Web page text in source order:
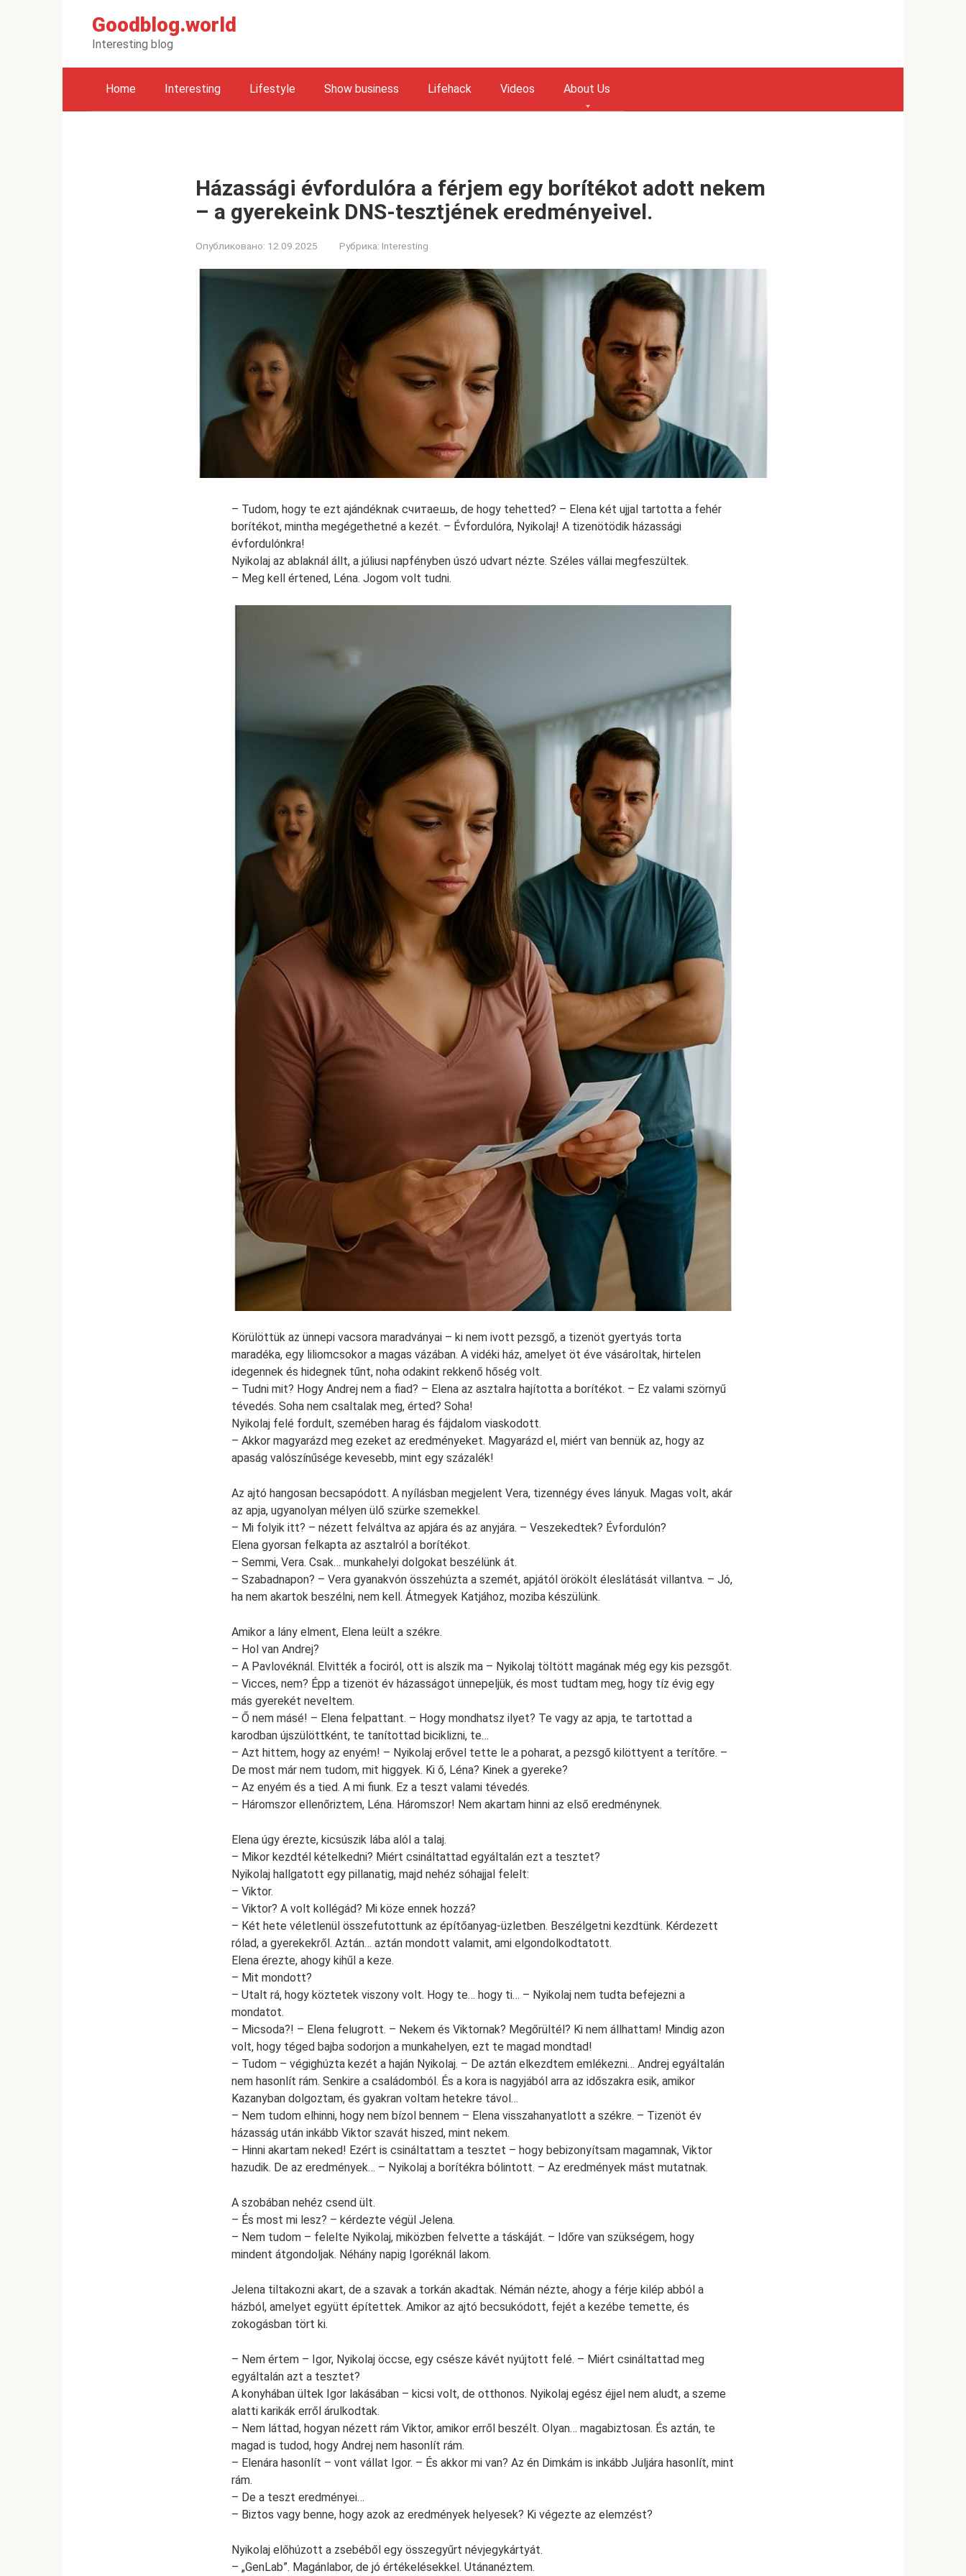
Goodblog.world
Interesting blog
Home Interesting Lifestyle Show business Lifehack Videos About Us
Házassági évfordulóra a férjem egy borítékot adott nekem
– a gyerekeink DNS-tesztjének eredményeivel.
Опубликовано: 12.09.2025 Рубрика: Interesting
– Tudom, hogy te ezt ajándéknak считаешь, de hogy tehetted? – Elena két ujjal tartotta a fehér
borítékot, mintha megégethetné a kezét. – Évfordulóra, Nyikolaj! A tizenötödik házassági
évfordulónkra!
Nyikolaj az ablaknál állt, a júliusi napfényben úszó udvart nézte. Széles vállai megfeszültek.
– Meg kell értened, Léna. Jogom volt tudni.
Körülöttük az ünnepi vacsora maradványai – ki nem ivott pezsgő, a tizenöt gyertyás torta
maradéka, egy liliomcsokor a magas vázában. A vidéki ház, amelyet öt éve vásároltak, hirtelen
idegennek és hidegnek tűnt, noha odakint rekkenő hőség volt.
– Tudni mit? Hogy Andrej nem a fiad? – Elena az asztalra hajította a borítékot. – Ez valami szörnyű
tévedés. Soha nem csaltalak meg, érted? Soha!
Nyikolaj felé fordult, szemében harag és fájdalom viaskodott.
– Akkor magyarázd meg ezeket az eredményeket. Magyarázd el, miért van bennük az, hogy az
apaság valószínűsége kevesebb, mint egy százalék!
Az ajtó hangosan becsapódott. A nyílásban megjelent Vera, tizennégy éves lányuk. Magas volt, akár
az apja, ugyanolyan mélyen ülő szürke szemekkel.
– Mi folyik itt? – nézett felváltva az apjára és az anyjára. – Veszekedtek? Évfordulón?
Elena gyorsan felkapta az asztalról a borítékot.
– Semmi, Vera. Csak… munkahelyi dolgokat beszélünk át.
– Szabadnapon? – Vera gyanakvón összehúzta a szemét, apjától örökölt éleslátását villantva. – Jó,
ha nem akartok beszélni, nem kell. Átmegyek Katjához, moziba készülünk.
Amikor a lány elment, Elena leült a székre.
– Hol van Andrej?
– A Pavlovéknál. Elvitték a fociról, ott is alszik ma – Nyikolaj töltött magának még egy kis pezsgőt.
– Vicces, nem? Épp a tizenöt év házasságot ünnepeljük, és most tudtam meg, hogy tíz évig egy
más gyerekét neveltem.
– Ő nem másé! – Elena felpattant. – Hogy mondhatsz ilyet? Te vagy az apja, te tartottad a
karodban újszülöttként, te tanítottad biciklizni, te…
– Azt hittem, hogy az enyém! – Nyikolaj erővel tette le a poharat, a pezsgő kilöttyent a terítőre. –
De most már nem tudom, mit higgyek. Ki ő, Léna? Kinek a gyereke?
– Az enyém és a tied. A mi fiunk. Ez a teszt valami tévedés.
– Háromszor ellenőriztem, Léna. Háromszor! Nem akartam hinni az első eredménynek.
Elena úgy érezte, kicsúszik lába alól a talaj.
– Mikor kezdtél kételkedni? Miért csináltattad egyáltalán ezt a tesztet?
Nyikolaj hallgatott egy pillanatig, majd nehéz sóhajjal felelt:
– Viktor.
– Viktor? A volt kollégád? Mi köze ennek hozzá?
– Két hete véletlenül összefutottunk az építőanyag-üzletben. Beszélgetni kezdtünk. Kérdezett
rólad, a gyerekekről. Aztán… aztán mondott valamit, ami elgondolkodtatott.
Elena érezte, ahogy kihűl a keze.
– Mit mondott?
– Utalt rá, hogy köztetek viszony volt. Hogy te… hogy ti… – Nyikolaj nem tudta befejezni a
mondatot.
– Micsoda?! – Elena felugrott. – Nekem és Viktornak? Megőrültél? Ki nem állhattam! Mindig azon
volt, hogy téged bajba sodorjon a munkahelyen, ezt te magad mondtad!
– Tudom – végighúzta kezét a haján Nyikolaj. – De aztán elkezdtem emlékezni… Andrej egyáltalán
nem hasonlít rám. Senkire a családomból. És a kora is nagyjából arra az időszakra esik, amikor
Kazanyban dolgoztam, és gyakran voltam hetekre távol…
– Nem tudom elhinni, hogy nem bízol bennem – Elena visszahanyatlott a székre. – Tizenöt év
házasság után inkább Viktor szavát hiszed, mint nekem.
– Hinni akartam neked! Ezért is csináltattam a tesztet – hogy bebizonyítsam magamnak, Viktor
hazudik. De az eredmények… – Nyikolaj a borítékra bólintott. – Az eredmények mást mutatnak.
A szobában nehéz csend ült.
– És most mi lesz? – kérdezte végül Jelena.
– Nem tudom – felelte Nyikolaj, miközben felvette a táskáját. – Időre van szükségem, hogy
mindent átgondoljak. Néhány napig Igoréknál lakom.
Jelena tiltakozni akart, de a szavak a torkán akadtak. Némán nézte, ahogy a férje kilép abból a
házból, amelyet együtt építettek. Amikor az ajtó becsukódott, fejét a kezébe temette, és
zokogásban tört ki.
– Nem értem – Igor, Nyikolaj öccse, egy csésze kávét nyújtott felé. – Miért csináltattad meg
egyáltalán azt a tesztet?
A konyhában ültek Igor lakásában – kicsi volt, de otthonos. Nyikolaj egész éjjel nem aludt, a szeme
alatti karikák erről árulkodtak.
– Nem láttad, hogyan nézett rám Viktor, amikor erről beszélt. Olyan… magabiztosan. És aztán, te
magad is tudod, hogy Andrej nem hasonlít rám.
– Elenára hasonlít – vont vállat Igor. – És akkor mi van? Az én Dimkám is inkább Juljára hasonlít, mint
rám.
– De a teszt eredményei…
– Biztos vagy benne, hogy azok az eredmények helyesek? Ki végezte az elemzést?
Nyikolaj előhúzott a zsebéből egy összegyűrt névjegykártyát.
– „GenLab”. Magánlabor, de jó értékelésekkel. Utánanéztem.